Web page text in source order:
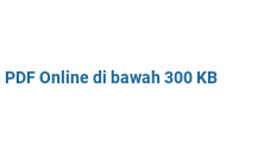
Online di bawah 300 KB